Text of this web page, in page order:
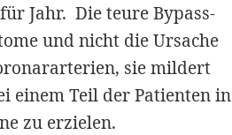
Jahr. Die teure Bypass-
und nicht die Ursache
sie mildert
einem Teil der Patienten in
zu erzielen.